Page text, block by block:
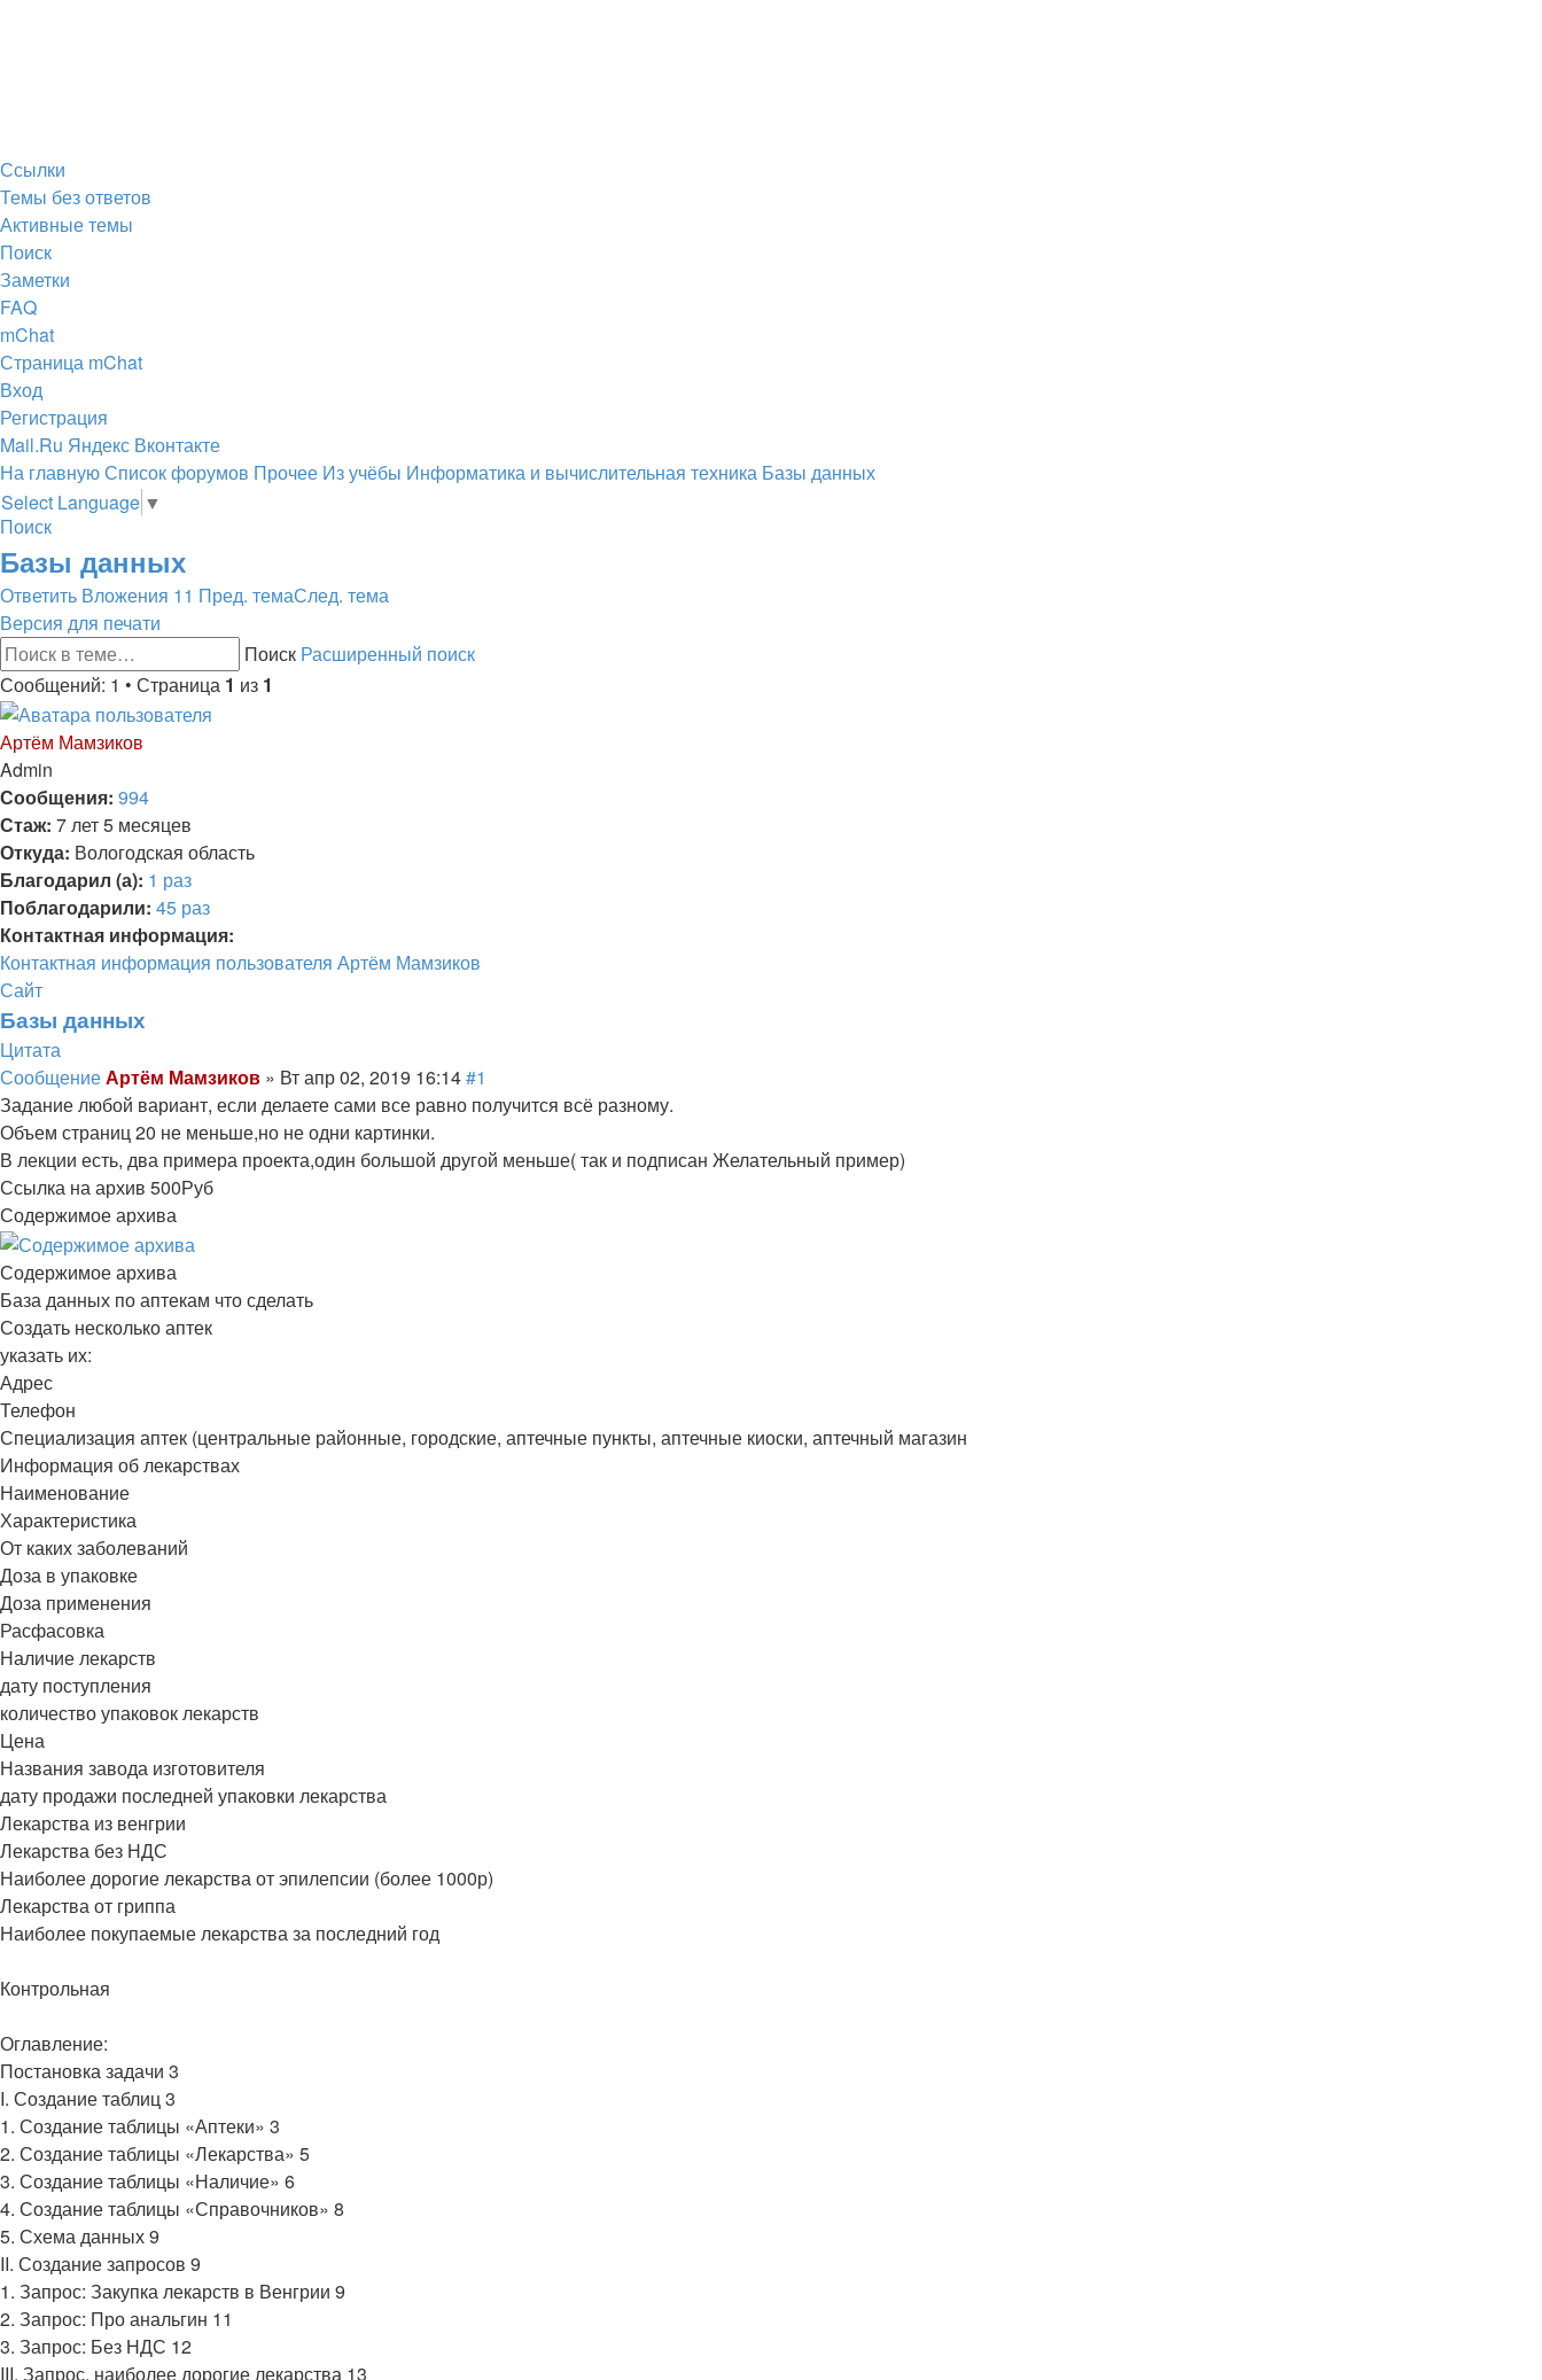
Ссылки
Темы без ответов
Активные темы
Поиск
Заметки
FAQ
mChat
Страница mChat
Вход
Регистрация
Mail.Ru Яндекс Вконтакте
На главнуюСписок форумов Прочее Из учёбы Информатика и вычислительная техника Базы данных
Select Language ▼
Поиск
Базы данных
Ответить Вложения 11 Пред. темаСлед. тема
Версия для печати
Поиск Расширенный поиск
Сообщений: 1 • Страница 1 из 1
Артём Мамзиков
Admin
Сообщения: 994
Стаж: 7 лет 5 месяцев
Откуда: Вологодская область
Благодарил (а): 1 раз
Поблагодарили: 45 раз
Контактная информация:
Контактная информация пользователя Артём Мамзиков
Сайт
Базы данных
Цитата
СообщениеАртём Мамзиков » Вт апр 02, 2019 16:14#1
Задание любой вариант, если делаете сами все равно получится всё разному.
Объем страниц 20 не меньше,но не одни картинки.
В лекции есть, два примера проекта,один большой другой меньше( так и подписан Желательный пример)
Ссылка на архив 500Руб
Содержимое архива
Содержимое архива
База данных по аптекам что сделать
Создать несколько аптек
указать их:
Адрес
Телефон
Специализация аптек (центральные районные, городские, аптечные пункты, аптечные киоски, аптечный магазин
Информация об лекарствах
Наименование
Характеристика
От каких заболеваний
Доза в упаковке
Доза применения
Расфасовка
Наличие лекарств
дату поступления
количество упаковок лекарств
Цена
Названия завода изготовителя
дату продажи последней упаковки лекарства
Лекарства из венгрии
Лекарства без НДС
Наиболее дорогие лекарства от эпилепсии (более 1000р)
Лекарства от гриппа
Наиболее покупаемые лекарства за последний год
Контрольная
Оглавление:
Постановка задачи 3
I. Создание таблиц 3
1. Создание таблицы «Аптеки» 3
2. Создание таблицы «Лекарства» 5
3. Создание таблицы «Наличие» 6
4. Создание таблицы «Справочников» 8
5. Схема данных 9
II. Создание запросов 9
1. Запрос: Закупка лекарств в Венгрии 9
2. Запрос: Про анальгин 11
3. Запрос: Без НДС 12
III. Запрос, наиболее дорогие лекарства 13